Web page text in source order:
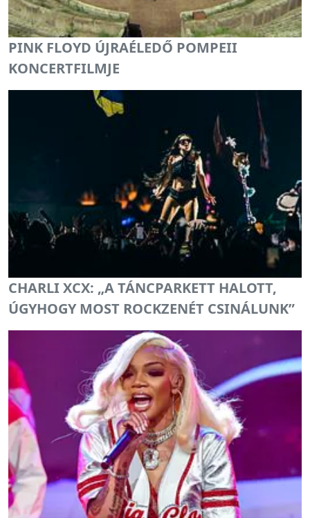
PINK FLOYD ÚJRAÉLEDŐ POMPEII
KONCERTFILMJE
CHARLI XCX: „A TÁNCPARKETT HALOTT,
ÚGYHOGY MOST ROCKZENÉT CSINÁLUNK”